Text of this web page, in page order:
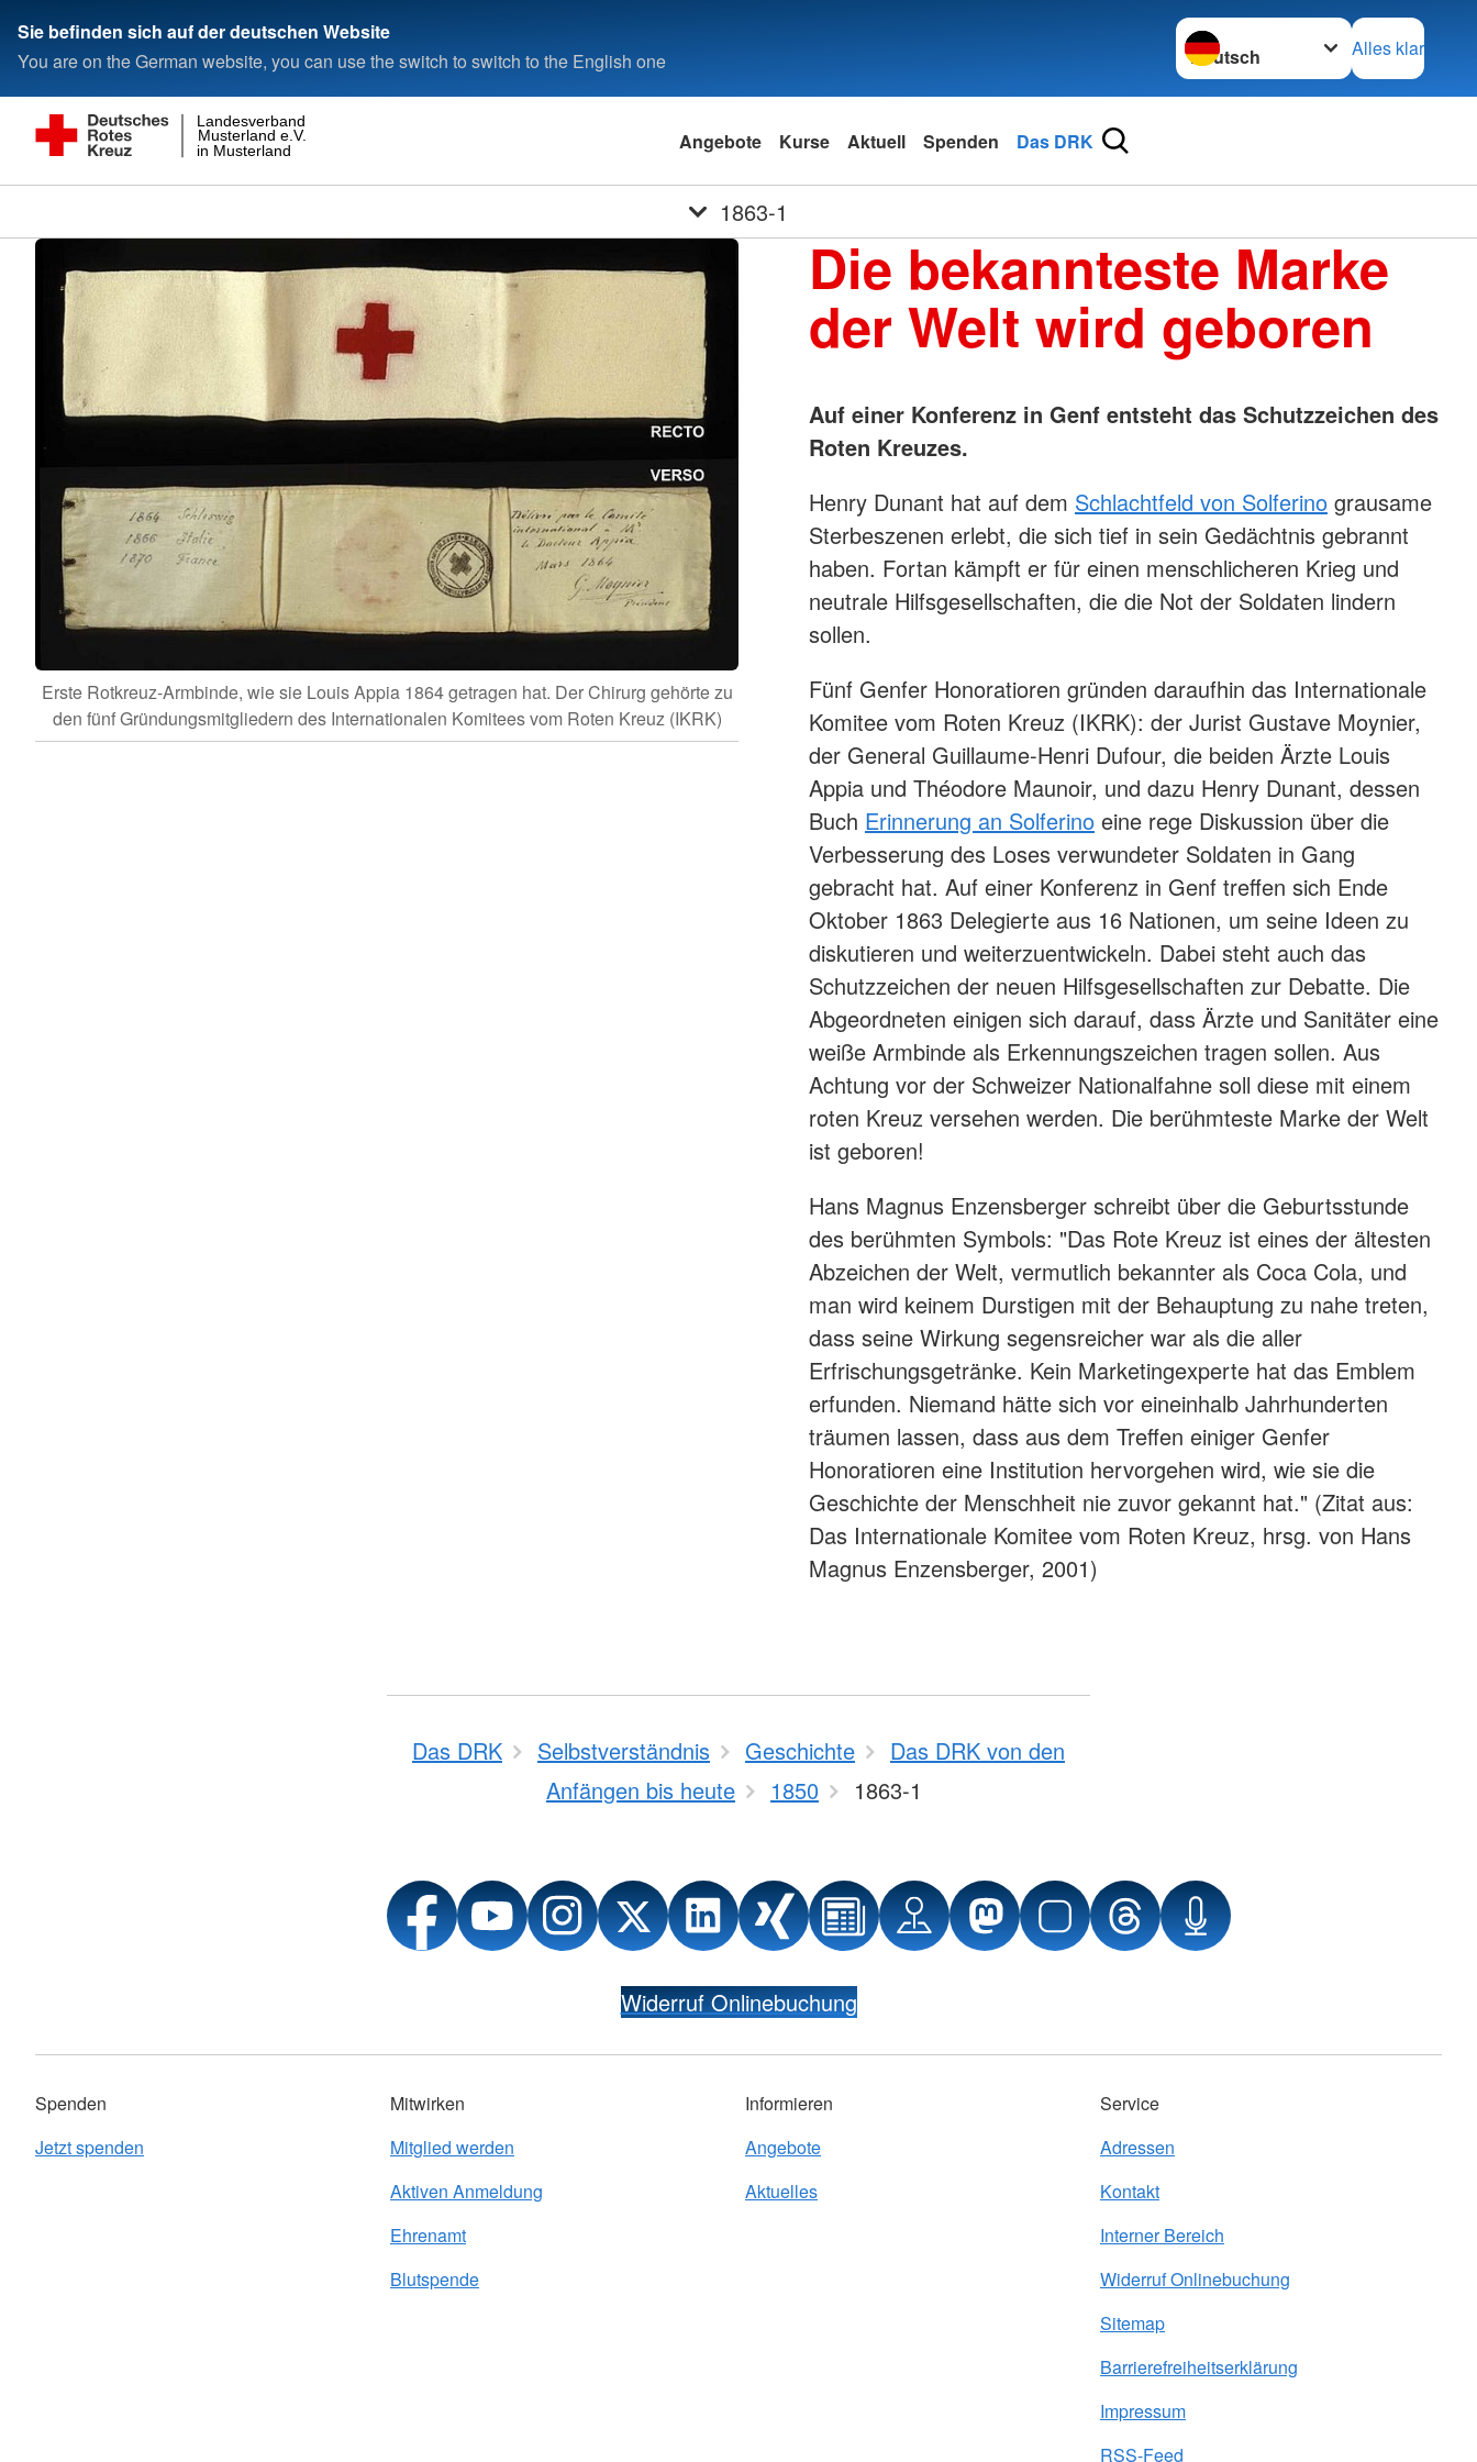
Sie befinden sich auf der deutschen Website
You are on the German website, you can use the switch to switch to the English one
Sprache wechseln zu
Alles klar
in Musterland
Musterland e.V.
Landesverband
Angebote Kurse Aktuell Spenden Das DRK
1863-1
Erste Rotkreuz-Armbinde, wie sie Louis Appia 1864 getragen hat. Der Chirurg gehörte zu
den fünf Gründungsmitgliedern des Internationalen Komitees vom Roten Kreuz (IKRK)
Die bekannteste Marke
der Welt wird geboren
Auf einer Konferenz in Genf entsteht das Schutzzeichen des
Roten Kreuzes.
Henry Dunant hat auf dem Schlachtfeld von Solferino grausame
Sterbeszenen erlebt, die sich tief in sein Gedächtnis gebrannt
haben. Fortan kämpft er für einen menschlicheren Krieg und
neutrale Hilfsgesellschaften, die die Not der Soldaten lindern
sollen.
Fünf Genfer Honoratioren gründen daraufhin das Internationale
Komitee vom Roten Kreuz (IKRK): der Jurist Gustave Moynier,
der General Guillaume-Henri Dufour, die beiden Ärzte Louis
Appia und Théodore Maunoir, und dazu Henry Dunant, dessen
Buch Erinnerung an Solferino eine rege Diskussion über die
Verbesserung des Loses verwundeter Soldaten in Gang
gebracht hat. Auf einer Konferenz in Genf treffen sich Ende
Oktober 1863 Delegierte aus 16 Nationen, um seine Ideen zu
diskutieren und weiterzuentwickeln. Dabei steht auch das
Schutzzeichen der neuen Hilfsgesellschaften zur Debatte. Die
Abgeordneten einigen sich darauf, dass Ärzte und Sanitäter eine
weiße Armbinde als Erkennungszeichen tragen sollen. Aus
Achtung vor der Schweizer Nationalfahne soll diese mit einem
roten Kreuz versehen werden. Die berühmteste Marke der Welt
ist geboren!
Hans Magnus Enzensberger schreibt über die Geburtsstunde
des berühmten Symbols: "Das Rote Kreuz ist eines der ältesten
Abzeichen der Welt, vermutlich bekannter als Coca Cola, und
man wird keinem Durstigen mit der Behauptung zu nahe treten,
dass seine Wirkung segensreicher war als die aller
Erfrischungsgetränke. Kein Marketingexperte hat das Emblem
erfunden. Niemand hätte sich vor eineinhalb Jahrhunderten
träumen lassen, dass aus dem Treffen einiger Genfer
Honoratioren eine Institution hervorgehen wird, wie sie die
Geschichte der Menschheit nie zuvor gekannt hat." (Zitat aus:
Das Internationale Komitee vom Roten Kreuz, hrsg. von Hans
Magnus Enzensberger, 2001)
Das DRK Selbstverständnis Geschichte
Das DRK von den
Anfängen bis heute
1850 1863-1
Widerruf Onlinebuchung
Spenden
Jetzt spenden
Mitwirken
Mitglied werden
Aktiven Anmeldung
Ehrenamt
Blutspende
Informieren
Angebote
Aktuelles
Service
Adressen
Kontakt
Interner Bereich
Widerruf Onlinebuchung
Sitemap
Barrierefreiheitserklärung
Impressum
RSS-Feed